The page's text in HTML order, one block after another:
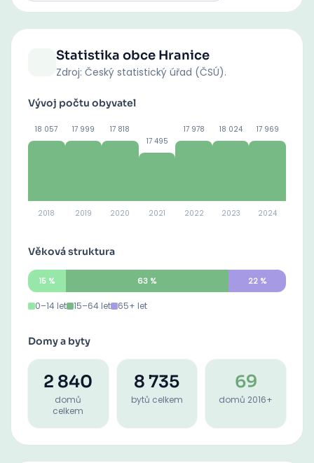
Statistika obce Hranice
Zdroj: Český statistický úřad (ČSÚ).
Vývoj počtu obyvatel
18 057
2018
17 999
2019
17 818
2020
17 495
2021
17 978
2022
18 024
2023
17 969
2024
Věková struktura
15 % 63 % 22%
0–14 let 15–64 let 65+ let
Domy a byty
2 840
domů
celkem
8 735
bytů celkem
69
domů 2016+